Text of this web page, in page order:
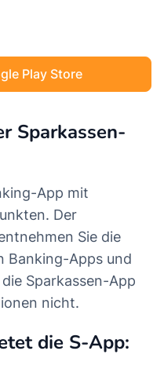
Play Store
Sparkassen-
App mit
Der
Sie die
Banking-Apps und
Sparkassen-App
nicht.
die S-App: